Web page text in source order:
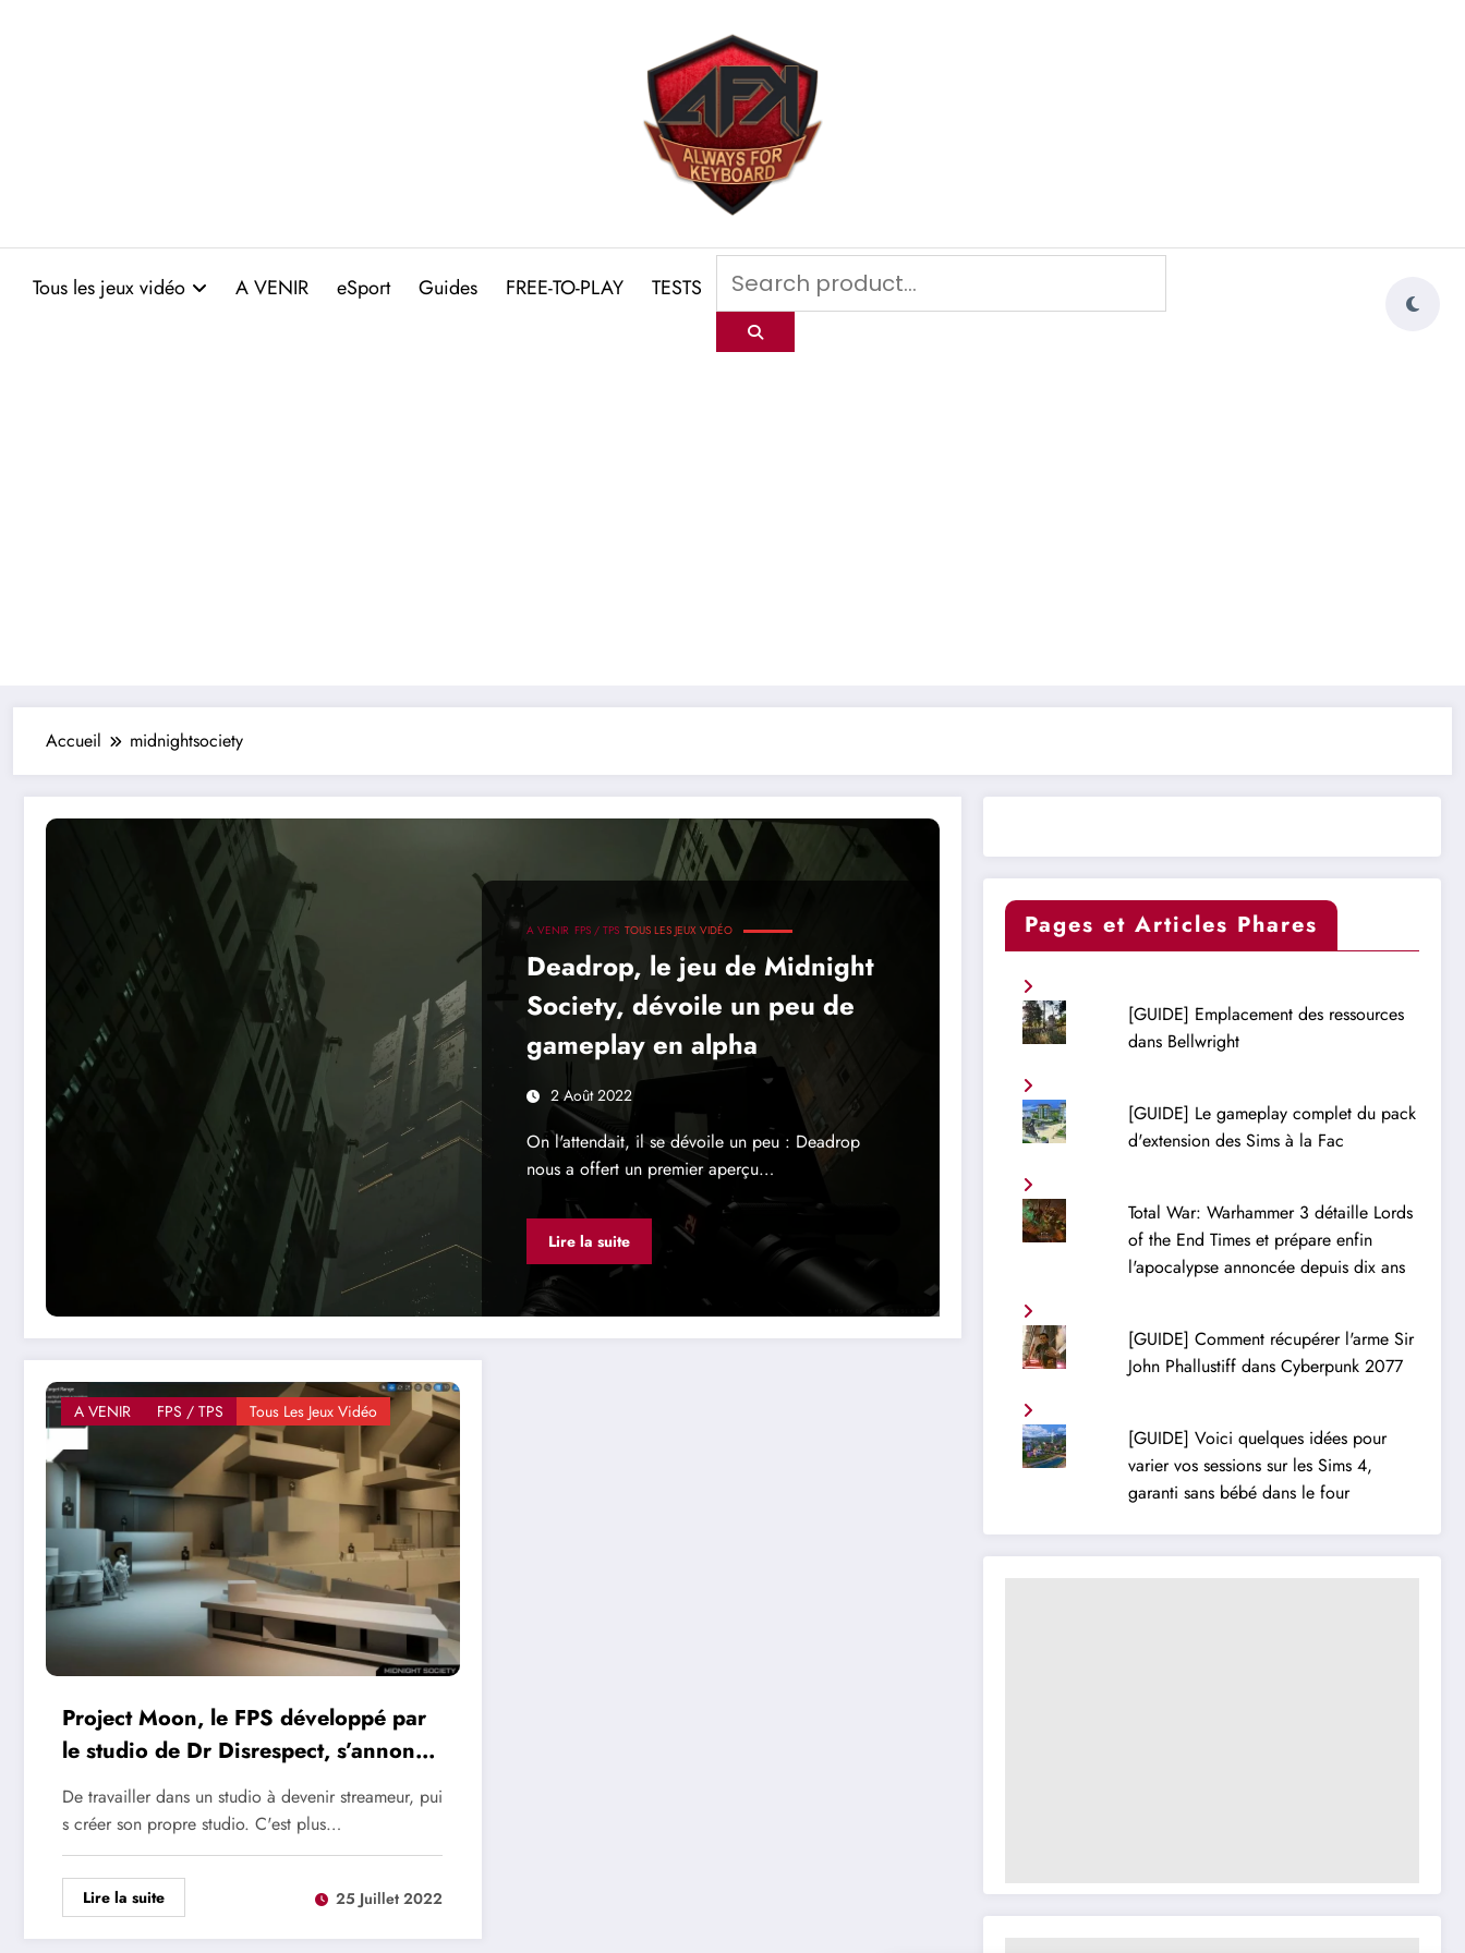
Tous les jeux vidéo A VENIR eSport Guides FREE-TO-PLAY TESTS
Accueil midnightsociety
A VENIR FPS / TPS TOUS LES JEUX VIDÉO
Deadrop, le jeu de Midnight
Society, dévoile un peu de
gameplay en alpha
2 Août 2022
On l'attendait, il se dévoile un peu : Deadrop
nous a offert un premier aperçu…
Lire la suite
A VENIR FPS / TPS Tous Les Jeux Vidéo
Project Moon, le FPS développé par
le studio de Dr Disrespect, s’annonce
plutôt intéressant
De travailler dans un studio à devenir streameur, pui
s créer son propre studio. C'est plus…
Lire la suite 25 Juillet 2022
Pages et Articles Phares
[GUIDE] Emplacement des ressources
dans Bellwright
[GUIDE] Le gameplay complet du pack
d'extension des Sims à la Fac
Total War: Warhammer 3 détaille Lords
of the End Times et prépare enfin
l'apocalypse annoncée depuis dix ans
[GUIDE] Comment récupérer l'arme Sir
John Phallustiff dans Cyberpunk 2077
[GUIDE] Voici quelques idées pour
varier vos sessions sur les Sims 4,
garanti sans bébé dans le four